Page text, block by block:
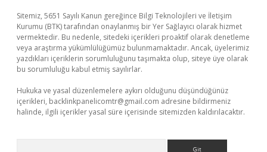
Sitemiz, 5651 Sayılı Kanun gereğince Bilgi Teknolojileri ve İletişim
Kurumu (BTK) tarafından onaylanmış bir Yer Sağlayıcı olarak hizmet
vermektedir. Bu nedenle, sitedeki içerikleri proaktif olarak denetleme
veya araştırma yükümlülüğümüz bulunmamaktadır. Ancak, üyelerimiz
yazdıkları içeriklerin sorumluluğunu taşımakta olup, siteye üye olarak
bu sorumluluğu kabul etmiş sayılırlar.
Hukuka ve yasal düzenlemelere aykırı olduğunu düşündüğünüz
içerikleri, backlinkpanelicomtr@gmail.com adresine bildirmeniz
halinde, ilgili içerikler yasal süre içerisinde sitemizden kaldırılacaktır.